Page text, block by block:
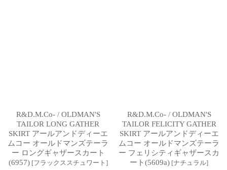
R&D.M.Co- / OLDMAN'S
TAILOR LONG GATHER
SKIRT アールアンドディーエ
ムコー オールドマンズテーラ
ー ロングギャザースカート
(6957) [フラックススチュワート ]
R&D.M.Co- / OLDMAN'S
TAILOR FELICITY GATHER
SKIRT アールアンドディーエ
ムコー オールドマンズテーラ
ー フェリシティギャザースカ
ート(5609a) [ナチュラル]